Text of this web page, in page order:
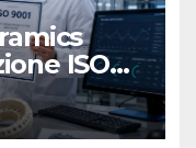
ISO
di